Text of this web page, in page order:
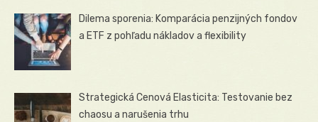
Dilema sporenia: Komparácia penzijných fondov
a ETF z pohľadu nákladov a flexibility
Strategická Cenová Elasticita: Testovanie bez
chaosu a narušenia trhu